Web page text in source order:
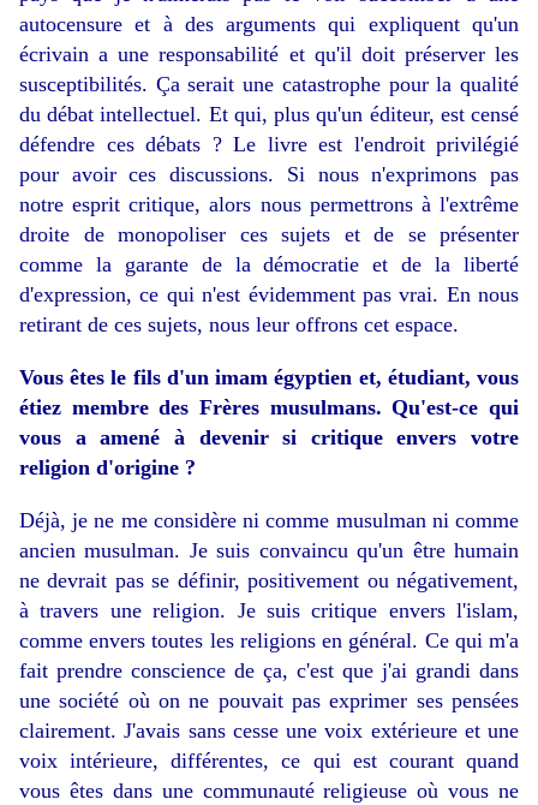
autocensure et à des arguments qui expliquent qu'un
écrivain a une responsabilité et qu'il doit préserver les
susceptibilités. Ça serait une catastrophe pour la qualité
du débat intellectuel. Et qui, plus qu'un éditeur, est censé
défendre ces débats ? Le livre est l'endroit privilégié
pour avoir ces discussions. Si nous n'exprimons pas
notre esprit critique, alors nous permettrons à l'extrême
droite de monopoliser ces sujets et de se présenter
comme la garante de la démocratie et de la liberté
d'expression, ce qui n'est évidemment pas vrai. En nous
retirant de ces sujets, nous leur offrons cet espace.
Vous êtes le fils d'un imam égyptien et, étudiant, vous
étiez membre des Frères musulmans. Qu'est-ce qui
vous a amené à devenir si critique envers votre
religion d'origine ?
Déjà, je ne me considère ni comme musulman ni comme
ancien musulman. Je suis convaincu qu'un être humain
ne devrait pas se définir, positivement ou négativement,
à travers une religion. Je suis critique envers l'islam,
comme envers toutes les religions en général. Ce qui m'a
fait prendre conscience de ça, c'est que j'ai grandi dans
une société où on ne pouvait pas exprimer ses pensées
clairement. J'avais sans cesse une voix extérieure et une
voix intérieure, différentes, ce qui est courant quand
vous êtes dans une communauté religieuse où vous ne